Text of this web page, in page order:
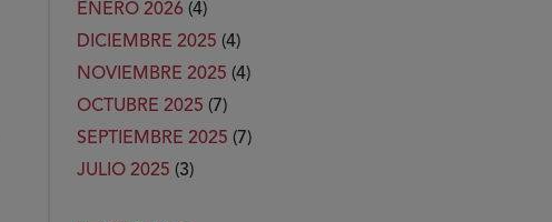
ENERO 2026 (4)
DICIEMBRE 2025 (4)
NOVIEMBRE 2025 (4)
OCTUBRE 2025 (7)
SEPTIEMBRE 2025 (7)
JULIO 2025 (3)